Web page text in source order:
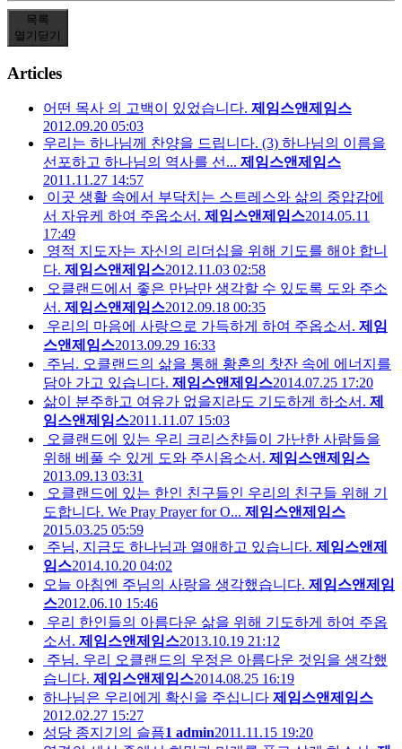
목록
열기 닫기
Articles
어떤 목사 의 고백이 있었습니다. 제임스앤제임스
2012.09.20 05:03
우리는 하나님께 찬양을 드립니다. (3) 하나님의 이름을
선포하고 하나님의 역사를 선... 제임스앤제임스
2011.11.27 14:57
이곳 생활 속에서 부닥치는 스트레스와 삶의 중압감에
서 자유케 하여 주옵소서. 제임스앤제임스2014.05.11
17:49
영적 지도자는 자신의 리더십을 위해 기도를 해야 합니
다. 제임스앤제임스2012.11.03 02:58
오클랜드에서 좋은 만남만 생각할 수 있도록 도와 주소
서. 제임스앤제임스2012.09.18 00:35
우리의 마음에 사랑으로 가득하게 하여 주옵소서. 제임
스앤제임스2013.09.29 16:33
주님. 오클랜드의 삶을 통해 황혼의 찻잔 속에 에너지를
담아 가고 있습니다. 제임스앤제임스2014.07.25 17:20
삶이 분주하고 여유가 없을지라도 기도하게 하소서. 제
임스앤제임스2011.11.07 15:03
오클랜드에 있는 우리 크리스챤들이 가난한 사람들을
위해 베풀 수 있게 도와 주시옵소서. 제임스앤제임스
2013.09.13 03:31
오클랜드에 있는 한인 친구들인 우리의 친구들 위해 기
도합니다. We Pray Prayer for O... 제임스앤제임스
2015.03.25 05:59
주님, 지금도 하나님과 열애하고 있습니다. 제임스앤제
임스2014.10.20 04:02
오늘 아침엔 주님의 사랑을 생각했습니다. 제임스앤제임
스2012.06.10 15:46
우리 한인들의 아름다운 삶을 위해 기도하게 하여 주옵
소서. 제임스앤제임스2013.10.19 21:12
주님. 우리 오클랜드의 우정은 아름다운 것임을 생각했
습니다. 제임스앤제임스2014.08.25 16:19
하나님은 우리에게 확신을 주십니다 제임스앤제임스
2012.02.27 15:27
성당 종지기의 슬픔1 admin2011.11.15 19:20